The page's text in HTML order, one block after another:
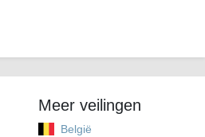
Meer veilingen
België